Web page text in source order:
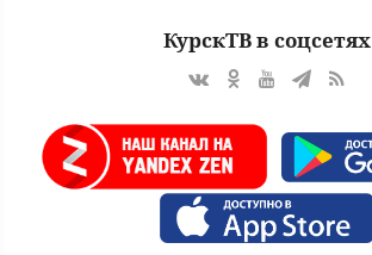
КурскТВ в соцсетях